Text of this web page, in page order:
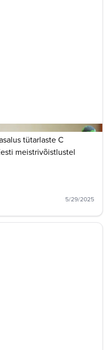
tütarlaste C
meistrivõistlustel
5/29/2025